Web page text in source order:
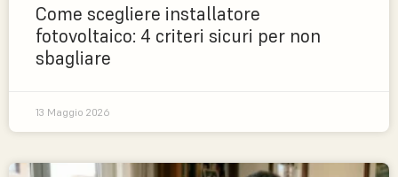
Come scegliere installatore
fotovoltaico: 4 criteri sicuri per non
sbagliare
13 Maggio 2026